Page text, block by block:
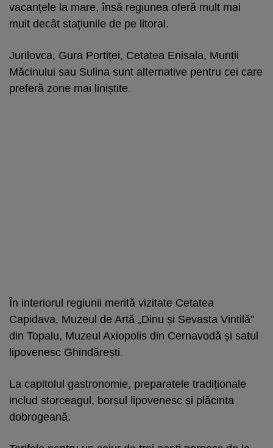
vacanțele la mare, însă regiunea oferă mult mai
mult decât stațiunile de pe litoral.
Jurilovca, Gura Portiței, Cetatea Enisala, Munții
Măcinului sau Sulina sunt alternative pentru cei care
preferă zone mai liniștite.
În interiorul regiunii merită vizitate Cetatea
Capidava, Muzeul de Artă „Dinu și Sevasta Vintilă”
din Topalu, Muzeul Axiopolis din Cernavodă și satul
lipovenesc Ghindărești.
La capitolul gastronomie, preparatele tradiționale
includ storceagul, borșul lipovenesc și plăcinta
dobrogeană.